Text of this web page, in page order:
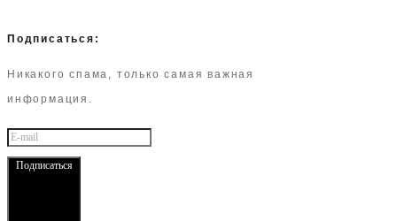
Подписаться:
Никакого спама, только самая важная
информация.
Подписаться